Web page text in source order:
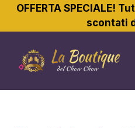
OFFERTA SPECIALE!
scontati
contenuto